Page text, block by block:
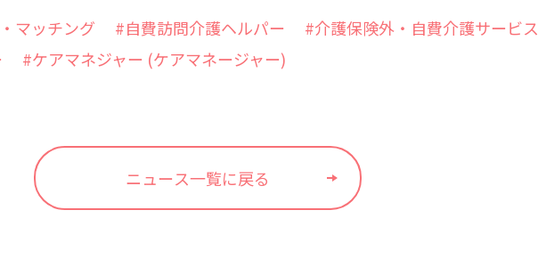
マッチング #自費訪問介護ヘルパー #介護保険外・自費介護サービス
#ケアマネジャー (ケアマネージャー)
ニュース一覧に戻る